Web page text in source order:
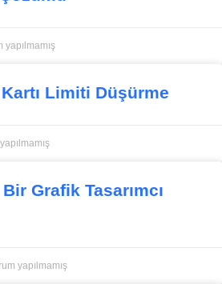
yapılmamış
Limiti Düşürme
Grafik Tasarımcı
yapılmamış